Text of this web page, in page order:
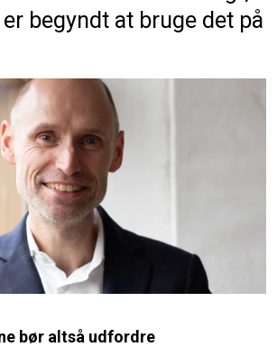
begyndt at bruge det på
bør altså udfordre